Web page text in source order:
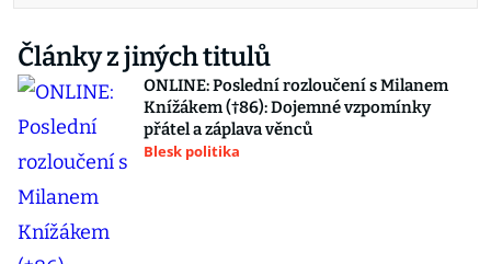
Články z jiných titulů
ONLINE: Poslední rozloučení s Milanem
Knížákem (†86): Dojemné vzpomínky
přátel a záplava věnců
Blesk politika